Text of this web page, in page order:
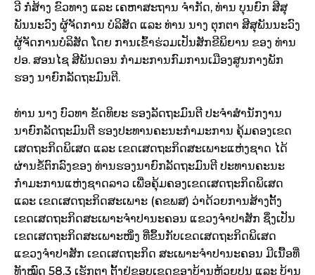
ວີ ກໍ່ສ້າງ ຂົວທາງ ແລະ ເຄຫາສະຖານ ຈຳກັດ, ທ່ານ ບຸນຍົກ ສີສຸ
ພັນນະວົງ ຜູ້ຈັດການ ບໍລິສັດ ແລະ ທ່ານ ນາງ ຕຸກຕາ ສີສຸພັນນະວົງ
ຜູ້ຈັດການບໍລິສັດ ໂດຍ ການເຂົ້າຮ່ວມເປັນສັກຂີພິຍານ ຂອງ ທ່ານ
ປອ. ສອນໄຊ ສີພັນດອນ ກຳມະການກົມການເມືອງສູນກາງພັກ
ຮອງ ນາຍົກລັດຖະມົນຕີ.
ທ່ານ ນາງ ບົວທາ ຂັດທິຍະ ຮອງລັດຖະມົນຕີ ປະຈຳສຳນັກງານ
ນາຍົກລັດຖະມົນຕີ ຮອງປະທານຄະນະກຳມະການ ຄຸ້ມຄອງເຂດ
ເສດຖະກິດພິເສດ ແລະ ເຂດເສດຖະກິດສະເພາະແຫ່ງຊາດ ໄດ້
ຜ່ານຂໍ້ຕົກລົງຂອງ ທ່ານຮອງນາຍົກລັດຖະມົນຕີ ປະທານຄະນະ
ກຳມະການແຫ່ງຊາດລາວ ເພື່ອຄຸ້ມຄອງເຂດເສດຖະກິດພິເສດ
ແລະ ເຂດເສດຖະກິດສະເພາະ (ຄຂພສ) ວ່າດ້ວຍການສ້າງຕັ້ງ
ເຂດເສດຖະກິດສະເພາະຈຳປານະຄອນ ແຂວງຈຳປາສັກ ຊຶ່ງເປັນ
ເຂດເສດຖະກິດສະເພາະໜຶ່ງ ທີ່ຂຶ້ນກັບເຂດເສດຖະກິດພິເສດ
ແຂວງຈຳປາສັກ ເຂດເສດຖະກິດ ສະເພາະຈຳປານະຄອນ ມີເນື້ອທີ່
ທັງໝົດ 58,3 ເຮັກຕາ ຕັ້ງຢູ່ຂອບເຂດຂອງບ້ານຫ້ວຍປູນ ແລະ ບ້ານ